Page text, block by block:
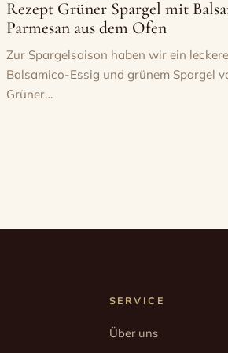
Rezept Grüner Spargel mit
Parmesan aus dem Ofen
Zur Spargelsaison haben wir ein
Balsamico-Essig und grünem Spargel
Grüner…
SERVICE
Über uns